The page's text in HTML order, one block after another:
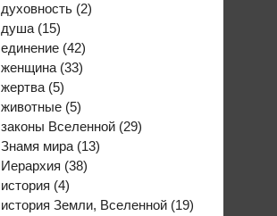
духовность (2)
душа (15)
единение (42)
женщина (33)
жертва (5)
животные (5)
законы Вселенной (29)
Знамя мира (13)
Иерархия (38)
история (4)
история Земли, Вселенной (19)